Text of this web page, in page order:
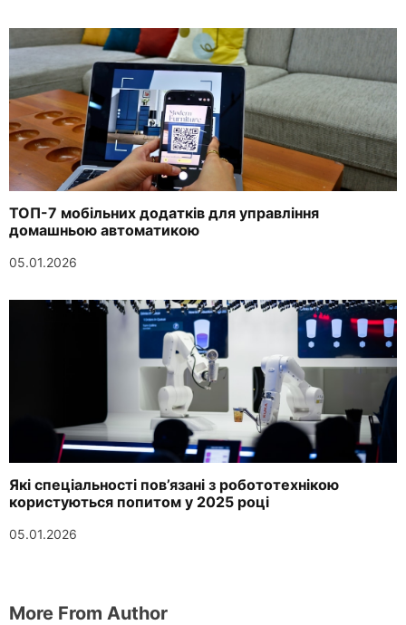
ТОП-7 мобільних додатків для управління
домашньою автоматикою
05.01.2026
Які спеціальності пов’язані з робототехнікою
користуються попитом у 2025 році
05.01.2026
More From Author